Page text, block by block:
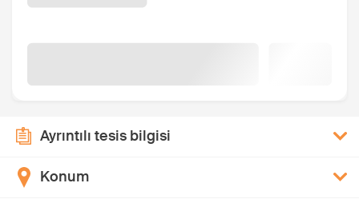
Ayrıntılı tesis bilgisi
Konum